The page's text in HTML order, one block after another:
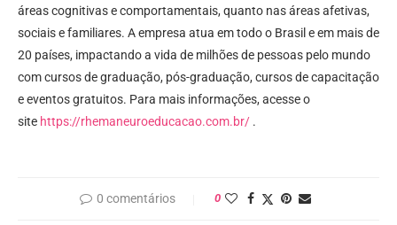
áreas cognitivas e comportamentais, quanto nas áreas afetivas,
sociais e familiares. A empresa atua em todo o Brasil e em mais de
20 países, impactando a vida de milhões de pessoas pelo mundo
com cursos de graduação, pós-graduação, cursos de capacitação
e eventos gratuitos. Para mais informações, acesse o
site https://rhemaneuroeducacao.com.br/ .
0 comentários 0